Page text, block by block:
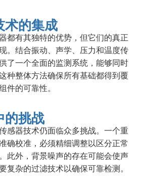
术的集成
都有其独特的优势，但它们的真正
。结合振动、声学、压力和温度传
了一个全面的监测系统，能够同时
种整体方法确保所有基础都得到覆
件的可靠性。
的挑战
感器技术仍面临众多挑战。一个重
确校准，必须精细调整以区分正常
此外，背景噪声的存在可能会使声
复杂的过滤技术以确保可靠检测。